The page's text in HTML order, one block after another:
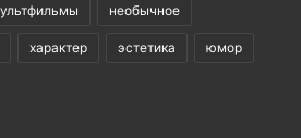
необычное
характер эстетика юмор